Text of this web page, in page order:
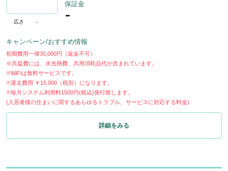
広さ -
保証金
-
キャンペーン/おすすめ情報
初期費用一律30,000円（返金不可）
※共益費には、水光熱費、共用消耗品代が含まれています。
※WiFiは無料サービスです。
※退去費用 ￥15,000（税別）になります。
※毎月システム利用料1500円(税込)発行致します。
(入居者様の住まいに関するあらゆるトラブル、サービスに対応する料金)
詳細をみる